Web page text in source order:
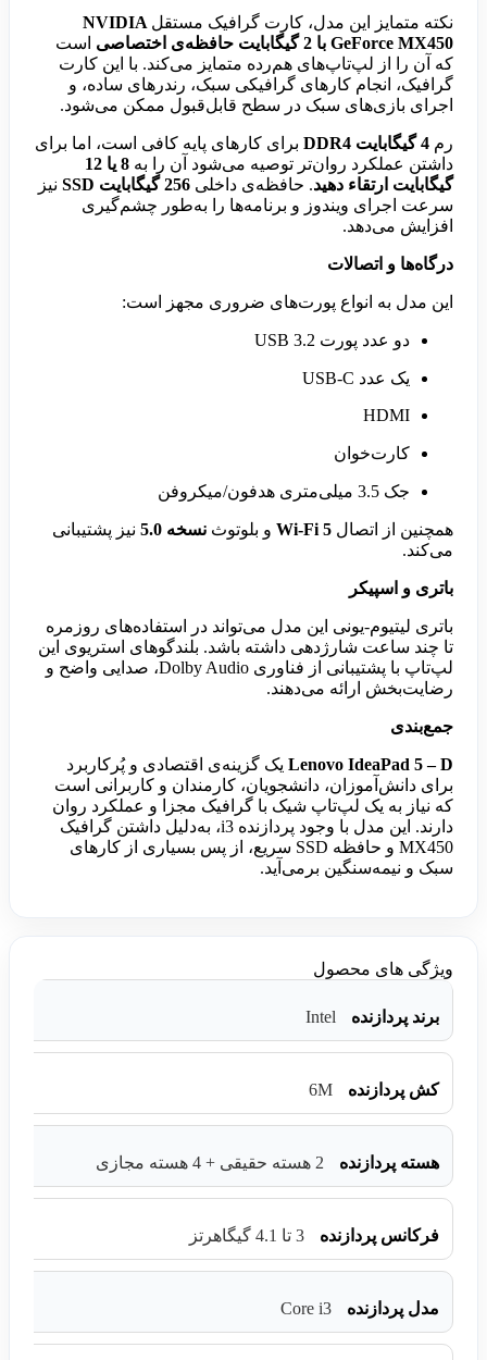
نکته متمایز این مدل، کارت گرافیک مستقل NVIDIA
GeForce MX450 با 2 گیگابایت حافظه‌ی اختصاصی
است
که آن را از لپ‌تاپ‌های هم‌رده متمایز می‌کند. با این کارت
گرافیک، انجام کارهای گرافیکی سبک، رندرهای ساده، و
اجرای بازی‌های سبک در سطح قابل‌قبول ممکن می‌شود.
رم 4 گیگابایت DDR4
برای کارهای پایه کافی است، اما برای
داشتن عملکرد روان‌تر توصیه می‌شود آن را به
8 یا 12
گیگابایت ارتقاء دهید. حافظه‌ی داخلی 256 گیگابایت SSD
نیز
سرعت اجرای ویندوز و برنامه‌ها را به‌طور چشم‌گیری
افزایش می‌دهد.
درگاه‌ها و اتصالات
این مدل به انواع پورت‌های ضروری مجهز است:
دو عدد پورت USB 3.2
یک عدد USB-C
HDMI
کارت‌خوان
جک 3.5 میلی‌متری هدفون/میکروفن
همچنین از اتصال Wi-Fi 5 و بلوتوث نسخه 5.0
نیز پشتیبانی
می‌کند.
باتری و اسپیکر
باتری لیتیوم-یونی این مدل می‌تواند در استفاده‌های روزمره
تا چند ساعت شارژدهی داشته باشد. بلندگوهای استریوی این
لپ‌تاپ با پشتیبانی از فناوری Dolby Audio، صدایی واضح و
رضایت‌بخش ارائه می‌دهند.
جمع‌بندی
Lenovo IdeaPad 5 – D یک گزینه‌ی اقتصادی و پُرکاربرد
برای دانش‌آموزان، دانشجویان، کارمندان و کاربرانی است
که نیاز به یک لپ‌تاپ شیک با گرافیک مجزا و عملکرد روان
دارند. این مدل با وجود پردازنده i3، به‌دلیل داشتن گرافیک
MX450 و حافظه SSD سریع، از پس بسیاری از کارهای
سبک و نیمه‌سنگین برمی‌آید.
ویژگی های محصول
برند پردازنده Intel
کش پردازنده 6M
هسته پردازنده 2 هسته حقیقی + 4 هسته مجازی
فرکانس پردازنده 3 تا 4.1 گیگاهرتز
مدل پردازنده Core i3